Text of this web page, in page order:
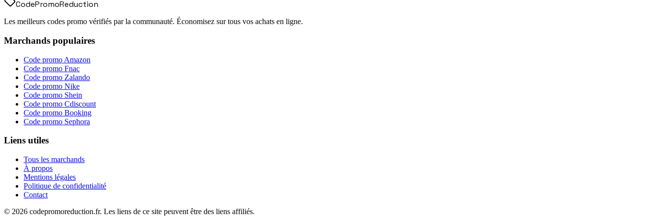
CodePromoReduction
Les meilleurs codes promo vérifiés par la communauté. Économisez sur tous vos achats en ligne.
Marchands populaires
Code promo Amazon
Code promo Fnac
Code promo Zalando
Code promo Nike
Code promo Shein
Code promo Cdiscount
Code promo Booking
Code promo Sephora
Liens utiles
Tous les marchands
À propos
Mentions légales
Politique de confidentialité
Contact
© 2026 codepromoreduction.fr. Les liens de ce site peuvent être des liens affiliés.